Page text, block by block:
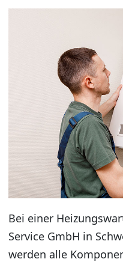
Bei einer
Service GmbH in
werden alle